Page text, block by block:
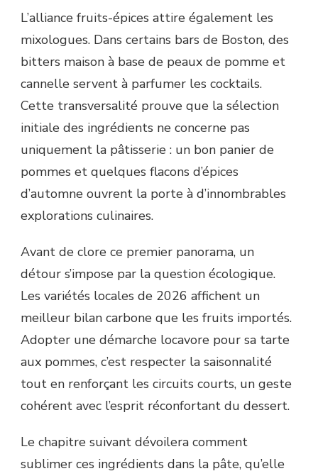
L’alliance fruits-épices attire également les
mixologues. Dans certains bars de Boston, des
bitters maison à base de peaux de pomme et
cannelle servent à parfumer les cocktails.
Cette transversalité prouve que la sélection
initiale des ingrédients ne concerne pas
uniquement la pâtisserie : un bon panier de
pommes et quelques flacons d’épices
d’automne ouvrent la porte à d’innombrables
explorations culinaires.
Avant de clore ce premier panorama, un
détour s’impose par la question écologique.
Les variétés locales de 2026 affichent un
meilleur bilan carbone que les fruits importés.
Adopter une démarche locavore pour sa tarte
aux pommes, c’est respecter la saisonnalité
tout en renforçant les circuits courts, un geste
cohérent avec l’esprit réconfortant du dessert.
Le chapitre suivant dévoilera comment
sublimer ces ingrédients dans la pâte, qu’elle